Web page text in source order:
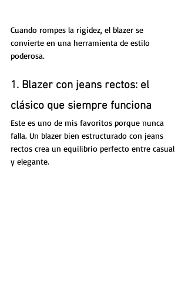
Cuando rompes la rigidez, el blazer se
convierte en una herramienta de estilo
poderosa.
1. Blazer con jeans rectos: el
clásico que siempre funciona
Este es uno de mis favoritos porque nunca
falla. Un blazer bien estructurado con jeans
rectos crea un equilibrio perfecto entre casual
y elegante.